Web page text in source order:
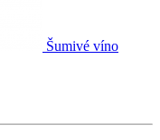
Šumivé víno